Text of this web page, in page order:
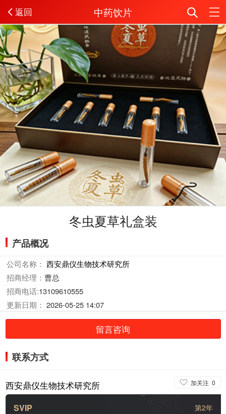
返回 中药饮片
冬虫夏草礼盒装
产品概况
公司名称： 西安鼎仪生物技术研究所
招商经理： 曹总
招商电话:13109610555
更新日期： 2026-05-25 14:07
留言咨询
联系方式
加关注 0
西安鼎仪生物技术研究所
SVIP 第2年